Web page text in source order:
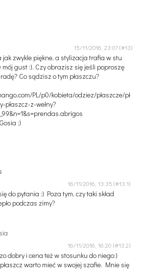
15/11/2016, 23:07
jak zwykle piękne, a stylizacja trafia w stu
mój gust :). Czy obrazisz się jeśli poproszę
Co sądzisz o tym płaszczu?
PL/p0/kobieta/odziez/płaszcze/pł
płaszcz-z-wełny?
;)
16/11/2016, 13:35
do pytania :) Poza tym, czy taki skład
podczas zimy?
16/11/2016, 16:20
dobry i cena też w stosunku do niego:)
warto mieć w swojej szafie. Mnie się